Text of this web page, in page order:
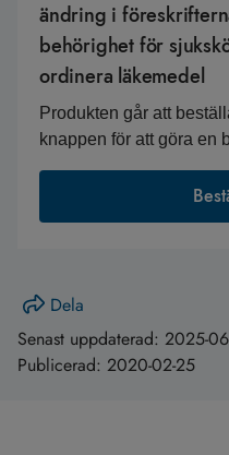
ändring i
behörighet för
ordinera läkemedel
Produkten går att
knappen för att göra en
Dela
Senast uppdaterad: 2025-
Publicerad: 2020-02-25